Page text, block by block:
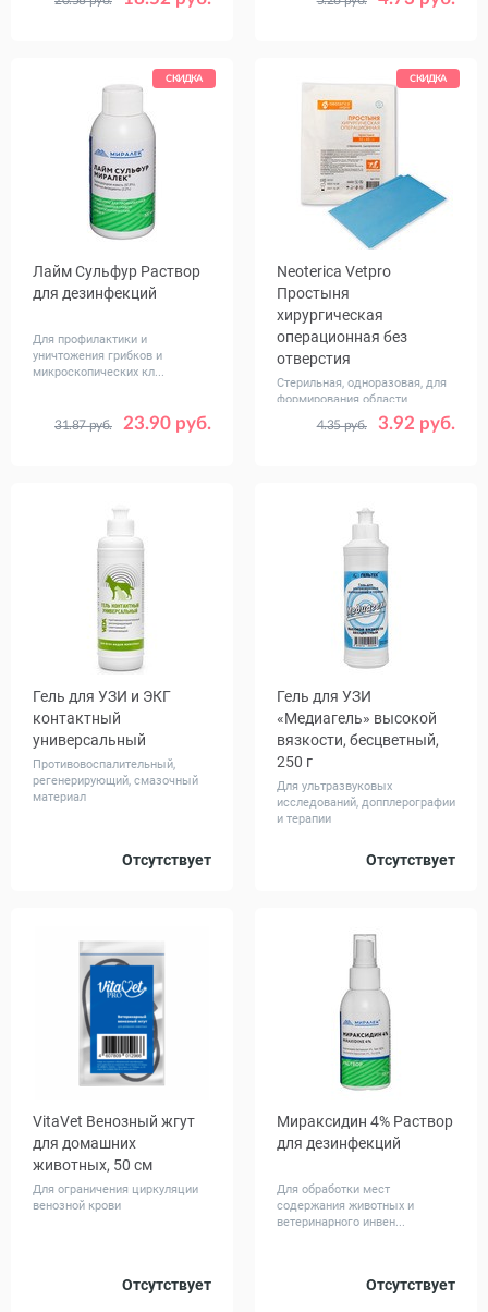
Размер
32x44 см с
32x44 см с
СКИДКА
Лайм Сульфур Раствор
для дезинфекций
Для профилактики и
уничтожения грибков и
микроскопических кл...
23.90 руб.
31.87 руб.
Объем,
100
СКИДКА
Neoterica Vetpro
Простыня
хирургическая
операционная без
отверстия
Стерильная, одноразовая, для
формирования области
3.92 руб.
4.35 руб.
Размер,
30 x 45
45 x 60
Гель для УЗИ и ЭКГ
контактный
универсальный
Противовоспалительный,
регенерирующий, смазочный
материал
Отсутствует
0.25
Гель для УЗИ
«Медиагель» высокой
вязкости, бесцветный,
250 г
Для ультразвуковых
исследований, допплерографии
и терапии
Отсутствует
VitaVet Венозный жгут
для домашних
животных, 50 см
Для ограничения циркуляции
венозной крови
Отсутствует
Мираксидин 4% Раствор
для дезинфекций
Для обработки мест
содержания животных и
ветеринарного инвен...
Отсутствует
100